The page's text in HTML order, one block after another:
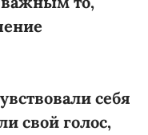
себя
свой голос,